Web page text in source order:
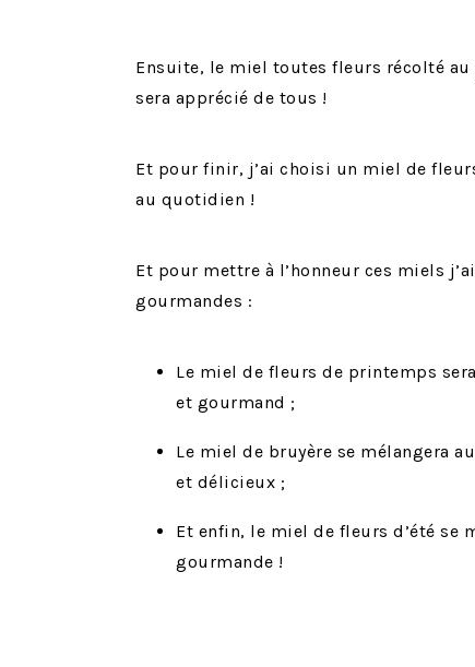
Ensuite, le miel toutes fleurs récolté
sera apprécié de tous !
Et pour finir, j’ai choisi un miel de
au quotidien !
Et pour mettre à l’honneur ces miels
gourmandes :
Le miel de fleurs de printemps
et gourmand ;
Le miel de bruyère se mélangera
et délicieux ;
Et enfin, le miel de fleurs d’été se
gourmande !